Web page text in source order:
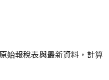
始報稅表與最新資料，計算